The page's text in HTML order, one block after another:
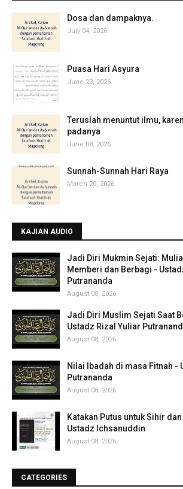
‎Dosa dan dampaknya.
July 04, 2026
Puasa Hari Asyura
June 23, 2026
Teruslah menuntut ilmu,
padanya
June 08, 2026
Sunnah-Sunnah Hari Raya
March 20, 2026
KAJIAN AUDIO
Jadi Diri Mukmin Sejati:
Memberi dan Berbagi -
Putrananda
August 08, 2026
Jadi Diri Muslim Sejati Saat
Ustadz Rizal Yuliar
August 08, 2026
Nilai Ibadah di masa Fitnah -
Putrananda
August 08, 2026
Katakan Putus untuk Sihir
Ustadz Ichsanuddin
August 08, 2026
CATEGORIES